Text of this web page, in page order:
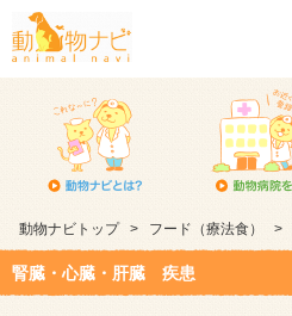
動物ナビトップ > フード（療法食） >
腎臓・心臓・肝臓 疾患